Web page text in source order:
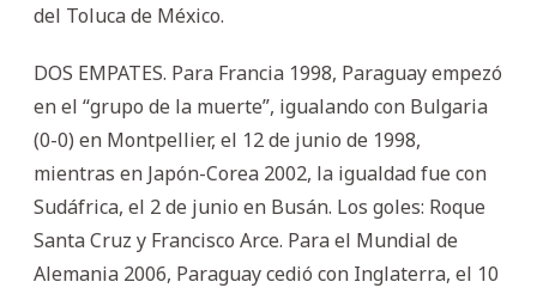
del Toluca de México.
DOS EMPATES. Para Francia 1998, Paraguay empezó
en el “grupo de la muerte”, igualando con Bulgaria
(0-0) en Montpellier, el 12 de junio de 1998,
mientras en Japón-Corea 2002, la igualdad fue con
Sudáfrica, el 2 de junio en Busán. Los goles: Roque
Santa Cruz y Francisco Arce. Para el Mundial de
Alemania 2006, Paraguay cedió con Inglaterra, el 10